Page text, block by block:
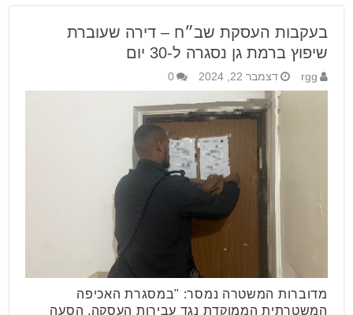
בעקבות העסקת שב״ח – דירה שעוברת
שיפוץ ברמת גן נסגרה ל-30 יום
rgg דצמבר 22, 2024 0
מדוברות המשטרה נמסר: "במסגרת האכיפה
המשטרתית הממוקדת נגד עבירות העסקה, הסעה